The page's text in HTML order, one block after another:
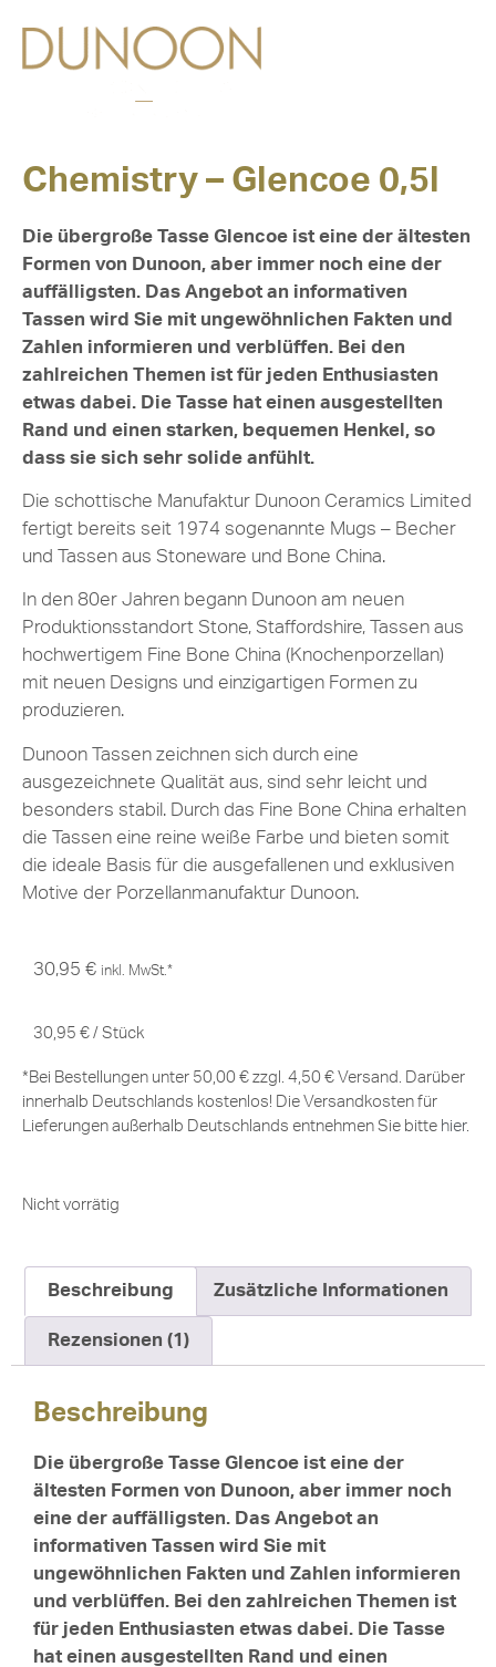
Chemistry – Glencoe 0,5l
Die übergroße Tasse Glencoe ist eine der ältesten
Formen von Dunoon, aber immer noch eine der
auffälligsten. Das Angebot an informativen
Tassen wird Sie mit ungewöhnlichen Fakten und
Zahlen informieren und verblüffen. Bei den
zahlreichen Themen ist für jeden Enthusiasten
etwas dabei. Die Tasse hat einen ausgestellten
Rand und einen starken, bequemen Henkel, so
dass sie sich sehr solide anfühlt.
Die schottische Manufaktur Dunoon Ceramics Limited
fertigt bereits seit 1974 sogenannte Mugs – Becher
und Tassen aus Stoneware und Bone China.
In den 80er Jahren begann Dunoon am neuen
Produktionsstandort Stone, Staffordshire, Tassen aus
hochwertigem Fine Bone China (Knochenporzellan)
mit neuen Designs und einzigartigen Formen zu
produzieren.
Dunoon Tassen zeichnen sich durch eine
ausgezeichnete Qualität aus, sind sehr leicht und
besonders stabil. Durch das Fine Bone China erhalten
die Tassen eine reine weiße Farbe und bieten somit
die ideale Basis für die ausgefallenen und exklusiven
Motive der Porzellanmanufaktur Dunoon.
30,95 € inkl. MwSt.*
30,95 € / Stück
*Bei Bestellungen unter 50,00 € zzgl. 4,50 € Versand. Darüber
innerhalb Deutschlands kostenlos! Die Versandkosten für
Lieferungen außerhalb Deutschlands entnehmen Sie bitte hier.
Nicht vorrätig
Beschreibung Zusätzliche Informationen
Rezensionen (1)
Beschreibung
Die übergroße Tasse Glencoe ist eine der
ältesten Formen von Dunoon, aber immer noch
eine der auffälligsten. Das Angebot an
informativen Tassen wird Sie mit
ungewöhnlichen Fakten und Zahlen informieren
und verblüffen. Bei den zahlreichen Themen ist
für jeden Enthusiasten etwas dabei. Die Tasse
hat einen ausgestellten Rand und einen